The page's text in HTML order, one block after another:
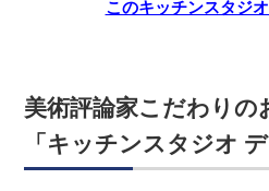
このキッチンスタジ
美術評論家こだわりの
「キッチンスタジオ